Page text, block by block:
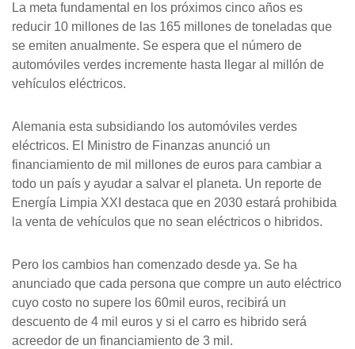
La meta fundamental en los próximos cinco años es
reducir 10 millones de las 165 millones de toneladas que
se emiten anualmente. Se espera que el número de
automóviles verdes incremente hasta llegar al millón de
vehículos eléctricos.
Alemania esta subsidiando los automóviles verdes
eléctricos. El Ministro de Finanzas anunció un
financiamiento de mil millones de euros para cambiar a
todo un país y ayudar a salvar el planeta. Un reporte de
Energía Limpia XXI destaca que en 2030 estará prohibida
la venta de vehículos que no sean eléctricos o hibridos.
Pero los cambios han comenzado desde ya. Se ha
anunciado que cada persona que compre un auto eléctrico
cuyo costo no supere los 60mil euros, recibirá un
descuento de 4 mil euros y si el carro es hibrido será
acreedor de un financiamiento de 3 mil.